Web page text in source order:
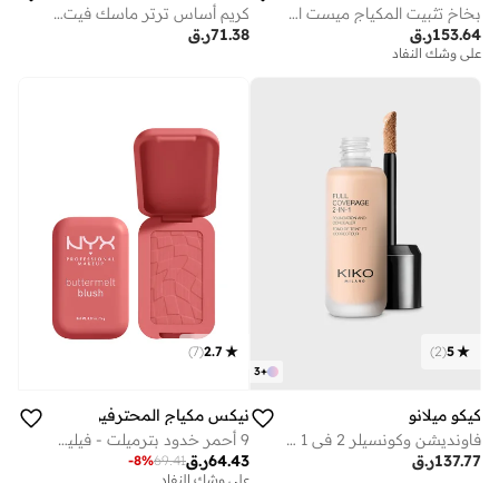
بخاخ تثبيت المكياج ميست اند فيكس
ر.ق153.64
على وشك النفاد
كريم أساس ترتر ماسك فيت ريد كوشن - سوفت بيج 24 دبيليو - 4.5 جرام
ر.ق71.38
+
3
5
(
2
)
كيكو ميلانو
فاونديشن وكونسيلر 2 في 1 بتغطية كاملة - وورم روز، 25 مل
ر.ق137.77
2.7
(
7
)
نيكس مكياج المحترفين
9 أحمر خدود بترميلت - فيلينج باتا
ر.ق64.43
69.41
-8%
على وشك النفاد